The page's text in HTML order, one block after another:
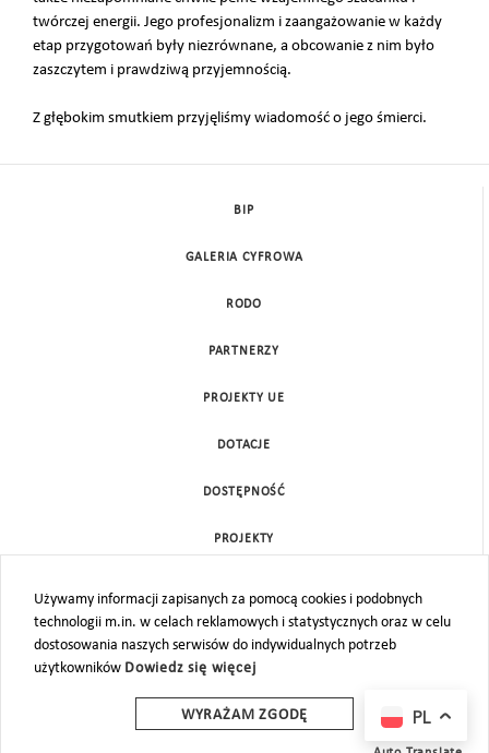
twórczej energii. Jego profesjonalizm i zaangażowanie w każdy
etap przygotowań były niezrównane, a obcowanie z nim było
zaszczytem i prawdziwą przyjemnością.
Z głębokim smutkiem przyjęliśmy wiadomość o jego śmierci.
Używamy informacji zapisanych za pomocą cookies i podobnych
technologii m.in. w celach reklamowych i statystycznych oraz w celu
dostosowania naszych serwisów do indywidualnych potrzeb
użytkowników Dowiedz się więcej
WYRAŻAM ZGODĘ
BIP
GALERIA CYFROWA
RODO
PARTNERZY
PROJEKTY UE
DOTACJE
DOSTĘPNOŚĆ
PROJEKTY
MAPA STRONY
PL